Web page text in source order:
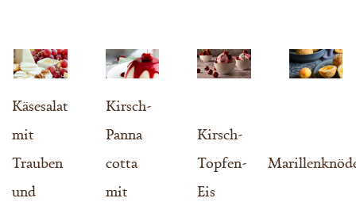
Käsesalat
mit
Trauben
und
Kirsch-
Panna
cotta
mit
Kirsch-
Topfen-
Eis